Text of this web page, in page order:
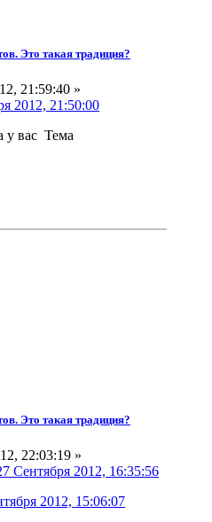
Это такая традиция?
21:59:40 »
2012, 21:50:00
у вас Тема
Это такая традиция?
22:03:19 »
Сентября 2012, 16:35:56
2012, 15:06:07